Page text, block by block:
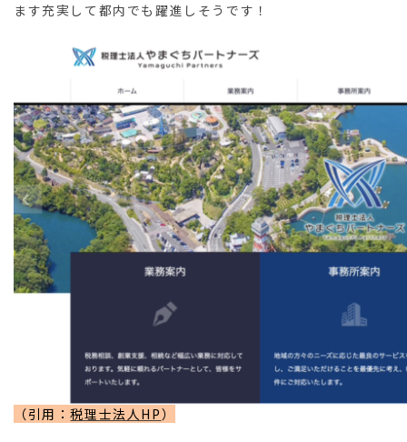
ます充実して都内でも躍進しそうです！
（引用：税理士法人HP）